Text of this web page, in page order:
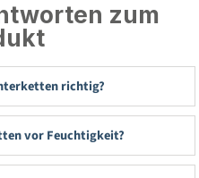
zum
richtig?
vor Feuchtigkeit?